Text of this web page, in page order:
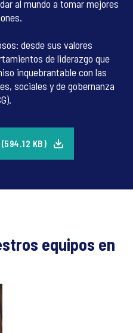
al mundo a tomar mejores
desde sus valores
de liderazgo que
inquebrantable con las
sociales y de gobernanza
(594.12 KB)
equipos en